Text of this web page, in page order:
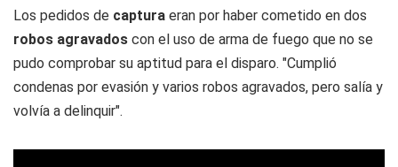
Los pedidos de captura eran por haber cometido en dos
robos agravados con el uso de arma de fuego que no se
pudo comprobar su aptitud para el disparo. "Cumplió
condenas por evasión y varios robos agravados, pero salía y
volvía a delinquir".